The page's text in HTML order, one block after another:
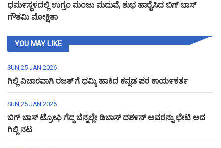
ಧಮ೯ಸ್ಥಳದಲ್ಲಿ ಉಗ್ರಂ ಮಂಜು ಮದುವೆ, ಶುಭ ಹಾರೈಸಿದ ಬಿಗ್ ಬಾಸ್
ಗೌತಮಿ ಮೋಕ್ಷಿತಾ
YOU MAY LIKE
SUN,25 JAN 2026
ಗಿಲ್ಲಿ ವಿಚಾರವಾಗಿ ರಜತ್ ಗೆ ಧಮ್ಕಿ ಹಾಕಿದ ಕನ್ನಡ ಪರ ಕಾಯ೯ಕತ೯
SUN,25 JAN 2026
ಬಿಗ್ ಬಾಸ್ ಟ್ರೋಫಿ ಗೆದ್ದ ಬೆನ್ನಲ್ಲೇ ಡಿಬಾಸ್ ದಶ೯ನ್ ಅವರನ್ನು ಭೇಟಿ ಆದ
ಗಿಲ್ಲಿ ನಟ